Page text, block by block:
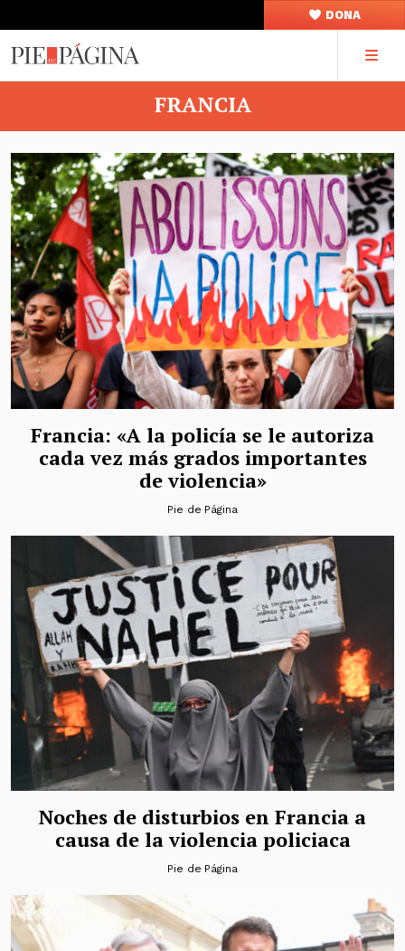
DONA
FRANCIA
Francia: «A la policía se le autoriza
cada vez más grados importantes
de violencia»
Pie de Página
Noches de disturbios en Francia a
causa de la violencia policiaca
Pie de Página